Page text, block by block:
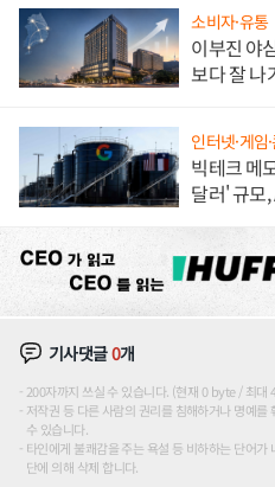
소비자·유통
이부진 야
보다 잘 나
인터넷·게임
빅테크 메
달러' 규모
기사댓글0개
200자까지 쓰실 수 있습니다. (현재 0 byte / 최대
저작권 등 다른 사람의 권리를 침해하거나 명예
수 있습니다.
타인에게 불쾌감을 주는 욕설 등 비하하는 단어
단에 의해 삭제 합니다.